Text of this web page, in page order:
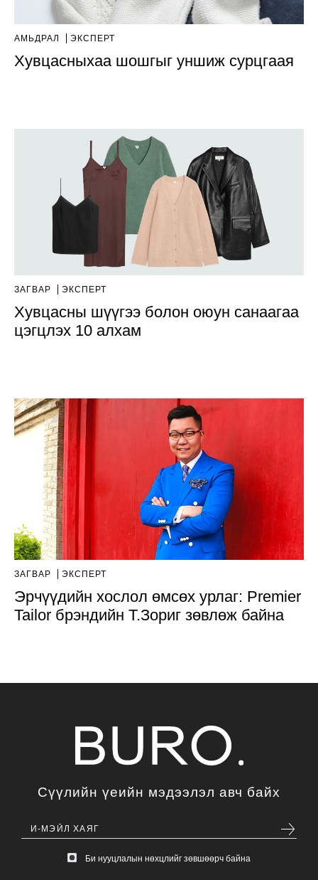
АМЬДРАЛ ЭКСПЕРТ
Хувцасныхаа шошгыг уншиж сурцгаая
ЗАГВАР ЭКСПЕРТ
Хувцасны шүүгээ болон оюун санаагаа
цэгцлэх 10 алхам
ЗАГВАР ЭКСПЕРТ
Эрчүүдийн хослол өмсөх урлаг: Premier
Tailor брэндийн Т.Зориг зөвлөж байна
Сүүлийн үеийн мэдээлэл авч байх
Би нууцлалын нөхцлийг зөвшөөрч байна